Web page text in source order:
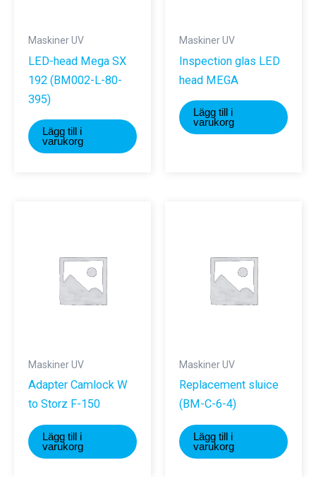
Maskiner UV
LED-head Mega SX
192 (BM002-L-80-
395)
Lägg till i
varukorg
Maskiner UV
Inspection glas LED
head MEGA
Lägg till i
varukorg
Maskiner UV
Adapter Camlock W
to Storz F-150
Lägg till i
varukorg
Maskiner UV
Replacement sluice
(BM-C-6-4)
Lägg till i
varukorg